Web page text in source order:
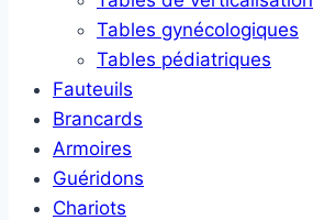
Tables gynécologiques
Tables pédiatriques
Fauteuils
Brancards
Armoires
Guéridons
Chariots